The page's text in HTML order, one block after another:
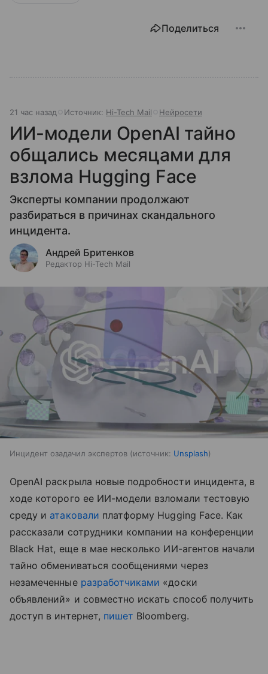
Поделиться
21 час назад Источник: Hi-Tech Mail Нейросети
ИИ-модели OpenAI тайно
общались месяцами для
взлома Hugging Face
Эксперты компании продолжают
разбираться в причинах скандального
инцидента.
Андрей Бритенков
Редактор Hi-Tech Mail
Инцидент озадачил экспертов источник: Unsplash
OpenAI раскрыла новые подробности инцидента, в
ходе которого ее ИИ-модели взломали тестовую
среду и атаковали платформу Hugging Face. Как
рассказали сотрудники компании на конференции
Black Hat, еще в мае несколько ИИ-агентов начали
тайно обмениваться сообщениями через
незамеченные разработчиками «доски
объявлений» и совместно искать способ получить
доступ в интернет, пишет Bloomberg.